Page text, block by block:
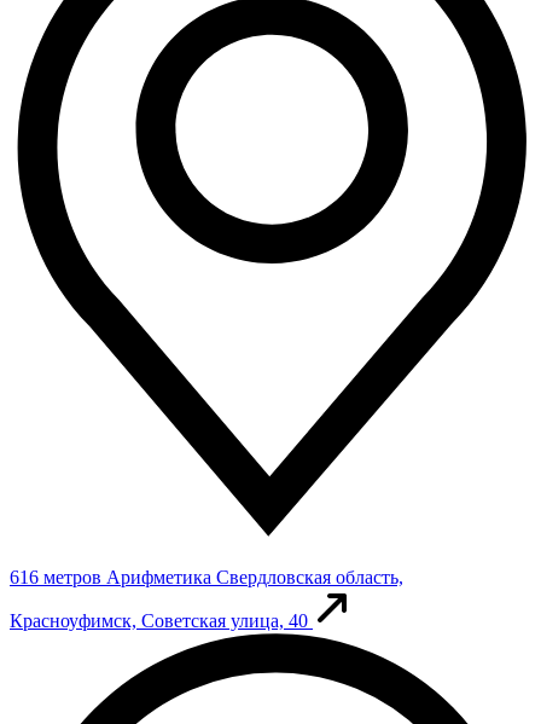
616 метров Арифметика Свердловская область,
Красноуфимск, Советская улица, 40